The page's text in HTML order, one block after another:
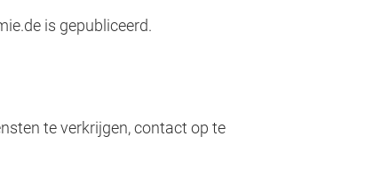
is gepubliceerd.
te verkrijgen, contact op te